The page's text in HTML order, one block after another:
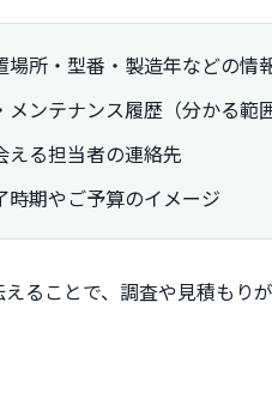
場所・型番・製造年などの情
ンテナンス履歴（分かる範囲
える担当者の連絡先
時期やご予算のイメージ
ることで、調査や見積もり